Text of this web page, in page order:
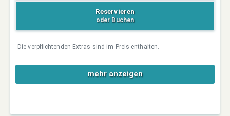
Reservieren
oder Buchen
Die verpflichtenden Extras sind im Preis enthalten.
mehr anzeigen